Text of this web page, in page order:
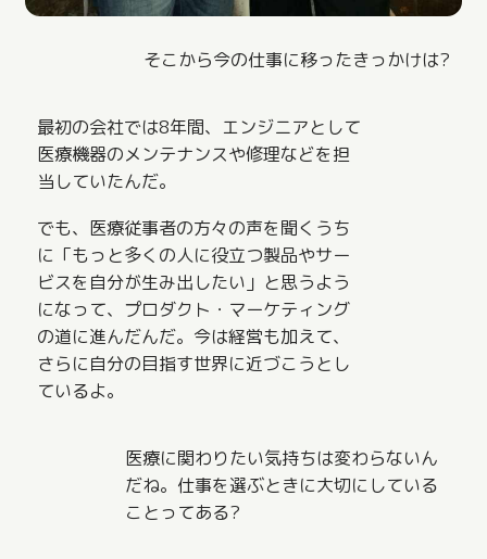
そこから今の仕事に移ったきっかけは?
最初の会社では8年間、エンジニアとして
医療機器のメンテナンスや修理などを担
当していたんだ。
でも、医療従事者の方々の声を聞くうち
に「もっと多くの人に役立つ製品やサー
ビスを自分が生み出したい」と思うよう
になって、プロダクト・マーケティング
の道に進んだんだ。今は経営も加えて、
さらに自分の目指す世界に近づこうとし
ているよ。
医療に関わりたい気持ちは変わらないん
だね。仕事を選ぶときに大切にしている
ことってある?